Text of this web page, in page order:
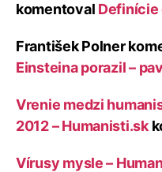
komentoval
František Polner
Einsteina porazil –
Vrenie medzi
2012 – Humanisti.sk
Vírusy mysle –